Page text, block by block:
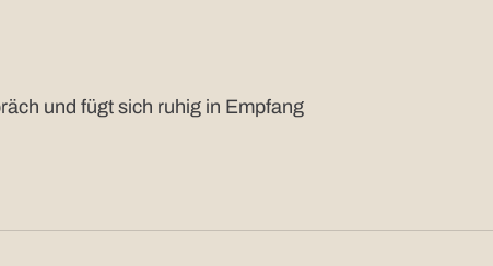
und fügt sich ruhig in Empfang